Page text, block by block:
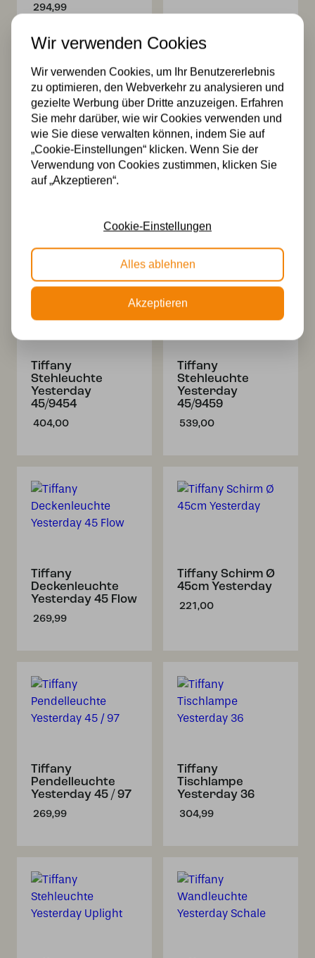
294,99
Tiffany
Deckenleuchte Ø
45cm Yesterday/
Tiffany
Hängelampe
Tiffany
Stehleuchte
Yesterday
45/9454
404,00
Tiffany
Stehleuchte
Yesterday
45/9459
539,00
Tiffany
Deckenleuchte
Yesterday 45 Flow
269,99
Tiffany Schirm Ø
45cm Yesterday
221,00
Tiffany
Pendelleuchte
Yesterday 45 / 97
269,99
Tiffany
Tischlampe
Yesterday 36
304,99
Wir verwenden Cookies
Wir verwenden Cookies, um Ihr Benutzererlebnis
zu optimieren, den Webverkehr zu analysieren und
gezielte Werbung über Dritte anzuzeigen. Erfahren
Sie mehr darüber, wie wir Cookies verwenden und
wie Sie diese verwalten können, indem Sie auf
„Cookie-Einstellungen“ klicken. Wenn Sie der
Verwendung von Cookies zustimmen, klicken Sie
auf „Akzeptieren“.
Cookie-Einstellungen
Alles ablehnen
Akzeptieren